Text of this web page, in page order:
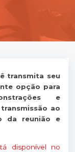
transmita seu
opção para
e
ao
da reunião e
disponível no